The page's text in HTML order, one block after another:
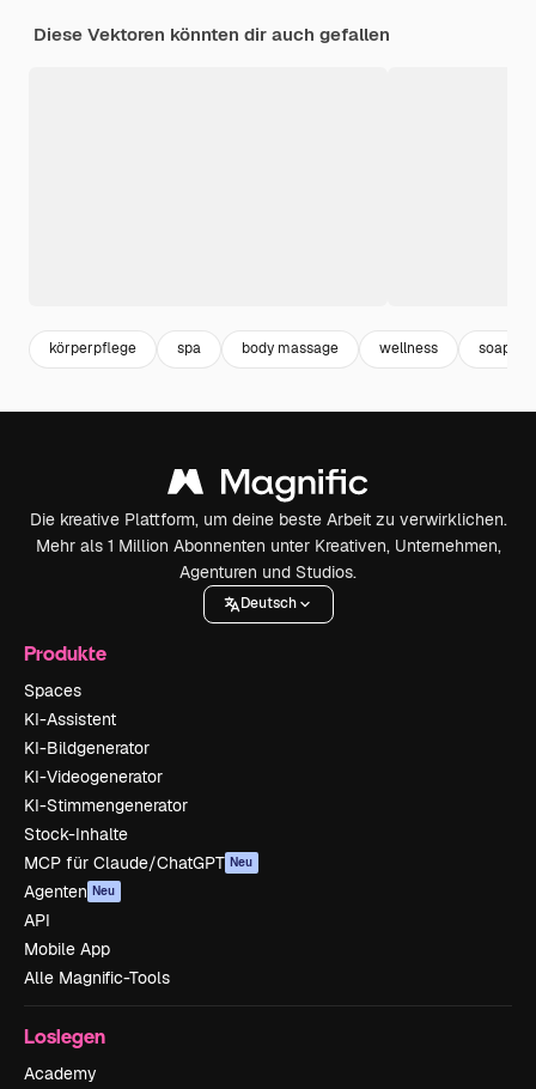
Diese Vektoren könnten dir auch gefallen
körperpflege spa body massage wellness soap
Die kreative Plattform, um deine beste Arbeit zu verwirklichen.
Mehr als 1 Million Abonnenten unter Kreativen, Unternehmen,
Agenturen und Studios.
Deutsch
Produkte
Spaces
KI-Assistent
KI-Bildgenerator
KI-Videogenerator
KI-Stimmengenerator
Stock-Inhalte
MCP für Claude/ChatGPT Neu
Agenten Neu
API
Mobile App
Alle Magnific-Tools
Loslegen
Academy